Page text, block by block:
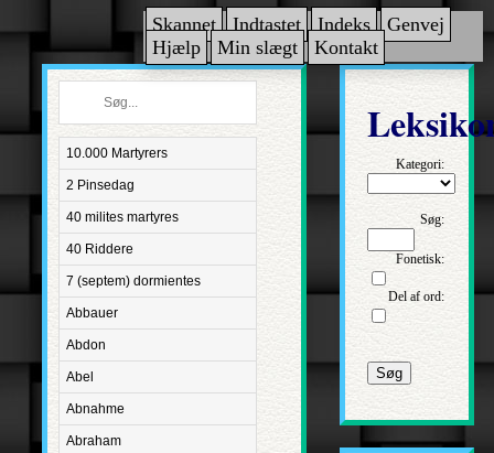
Skannet Indtastet Indeks
Genvej
Hjælp
Min slægt Kontakt
10.000 Martyrers
2 Pinsedag
40 milites martyres
40 Riddere
7 (septem) dormientes
Abbauer
Abdon
Abel
Abnahme
Abraham
Kategori:
Søg:
Fonetisk:
Del af ord:
Søg